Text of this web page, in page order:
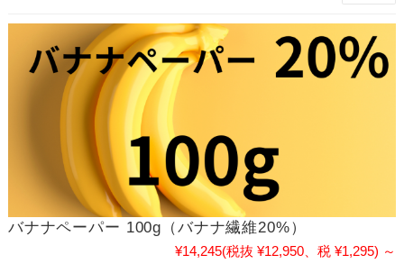
バナナペーパー 100g（バナナ繊維20%）
¥14,245(税抜 ¥12,950、税 ¥1,295) ～